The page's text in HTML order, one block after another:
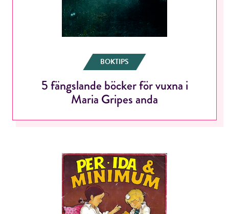
BOKTIPS
5 fängslande böcker för vuxna i
Maria Gripes anda